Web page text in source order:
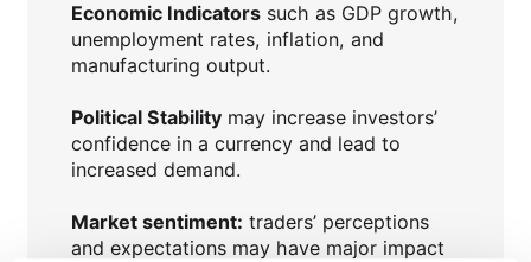
Economic Indicatorssuch as GDP growth,
unemployment rates, inflation, and
manufacturing output.
Political Stabilitymay increase investors’
confidence in a currency and lead to
increased demand.
Market sentiment: traders’ perceptions
and expectations may have major impact